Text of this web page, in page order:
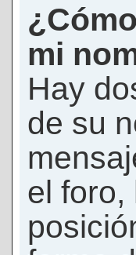
mi
Hay
de su
el foro,